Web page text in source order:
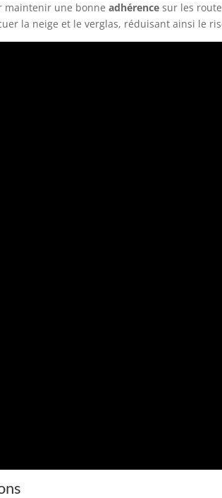
maintenir une bonneadhérence sur les
la neige et le verglas, réduisant ainsi le